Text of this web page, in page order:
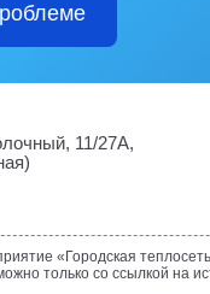
11/27А,
«Городская
только со ссылкой на